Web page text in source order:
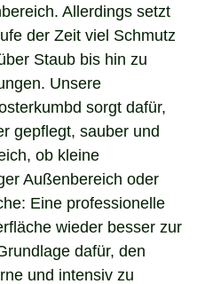
Allerdings setzt
der Zeit viel Schmutz
Staub bis hin zu
Unsere
sorgt dafür,
gepflegt, sauber und
ob kleine
Außenbereich oder
Eine professionelle
wieder besser zur
dafür, den
und intensiv zu